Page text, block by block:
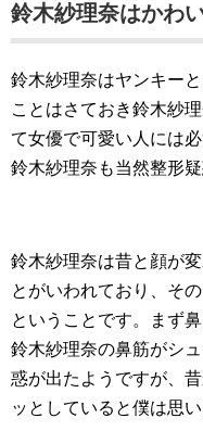
鈴木紗理奈はかわ
鈴木紗理奈はヤンキー
ことはさておき鈴木紗
て女優で可愛い人には
鈴木紗理奈も当然整形
鈴木紗理奈は昔と顔が
とがいわれており、そ
ということです。まず
鈴木紗理奈の鼻筋がシ
惑が出たようですが、
ッとしていると僕は思い